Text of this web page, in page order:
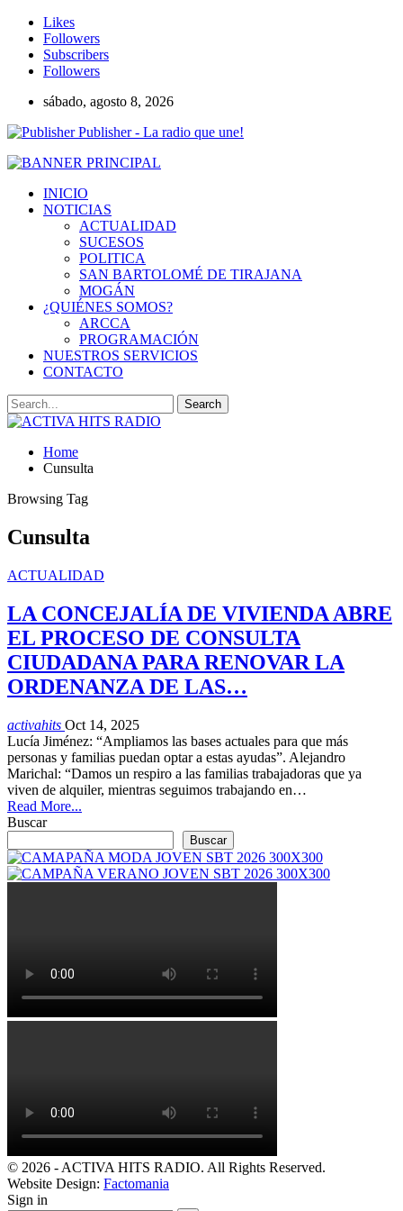
Likes
Followers
Subscribers
Followers
sábado, agosto 8, 2026
Publisher - La radio que une!
INICIO
NOTICIAS
ACTUALIDAD
SUCESOS
POLITICA
SAN BARTOLOMÉ DE TIRAJANA
MOGÁN
¿QUIÉNES SOMOS?
ARCCA
PROGRAMACIÓN
NUESTROS SERVICIOS
CONTACTO
Home
Cunsulta
Browsing Tag
Cunsulta
ACTUALIDAD
LA CONCEJALÍA DE VIVIENDA ABRE
EL PROCESO DE CONSULTA
CIUDADANA PARA RENOVAR LA
ORDENANZA DE LAS…
activahits Oct 14, 2025
Lucía Jiménez: “Ampliamos las bases actuales para que más
personas y familias puedan optar a estas ayudas”. Alejandro
Marichal: “Damos un respiro a las familias trabajadoras que ya
viven de alquiler, mientras seguimos trabajando en…
Read More...
Buscar
Buscar
© 2026 - ACTIVA HITS RADIO. All Rights Reserved.
Website Design: Factomania
Sign in